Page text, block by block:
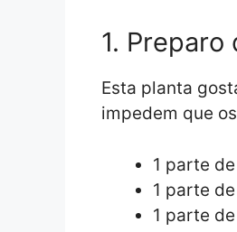
1. Preparo
Esta planta
impedem que
1 parte
1 parte
1 parte